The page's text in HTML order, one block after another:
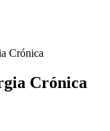
Crónica
Crónica